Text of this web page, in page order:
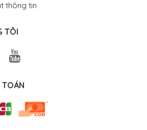
thông tin
TÔI
TOÁN